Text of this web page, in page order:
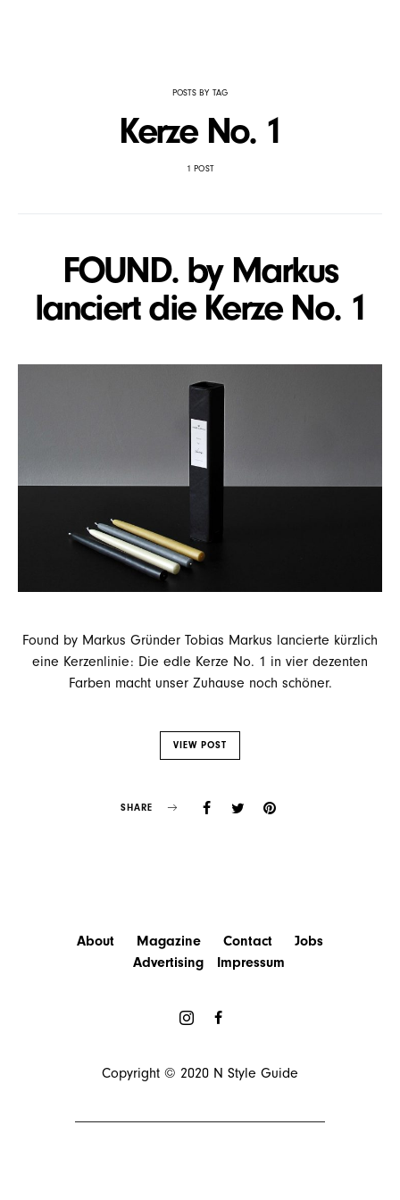
POSTS BY TAG
Kerze No. 1
1 POST
FOUND. by Markus
lanciert die Kerze No. 1
Found by Markus Gründer Tobias Markus lancierte kürzlich
eine Kerzenlinie: Die edle Kerze No. 1 in vier dezenten
Farben macht unser Zuhause noch schöner.
VIEW POST
SHARE
About Magazine Contact
Jobs
Advertising
Impressum
Copyright © 2020 N Style Guide